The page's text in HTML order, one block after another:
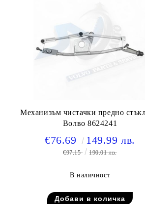
Механизъм чистачки предно
Волво 8624241
€76.69 149.99 лв.
€97.15 190.01 лв.
В наличност